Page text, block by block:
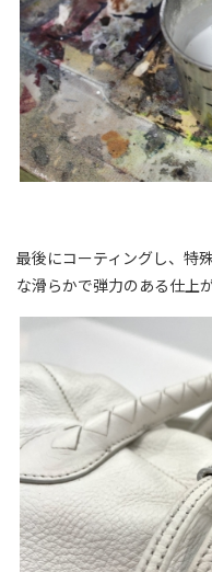
最後にコーティングし、特
な滑らかで弾力のある仕上